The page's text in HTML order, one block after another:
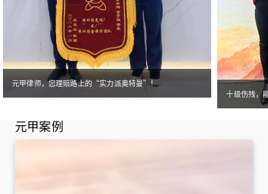
元甲律师，您理赔路上的“实力派奥特曼”！
十级伤残，
元甲案例